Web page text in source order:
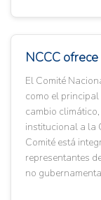
NCCC
El Comité
como el
cambio
institucional a la
Comité está
representantes
no